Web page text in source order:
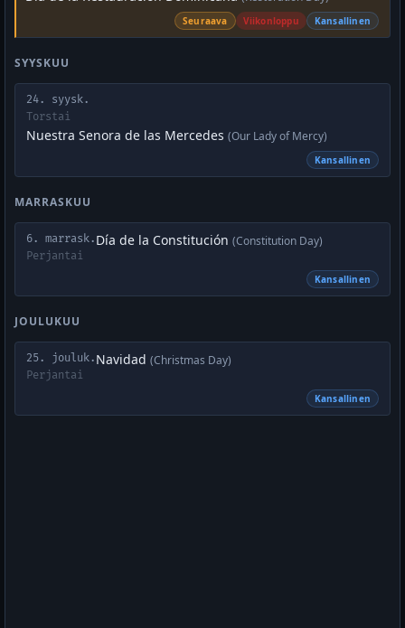
Seuraava Viikonloppu Kansallinen
SYYSKUU
24. syysk.
Torstai
Nuestra Senora de las Mercedes (Our Lady of Mercy)
Kansallinen
MARRASKUU
6. marrask.
Perjantai
Día de la Constitución (Constitution Day)
Kansallinen
JOULUKUU
25. jouluk.
Perjantai
Navidad (Christmas Day)
Kansallinen